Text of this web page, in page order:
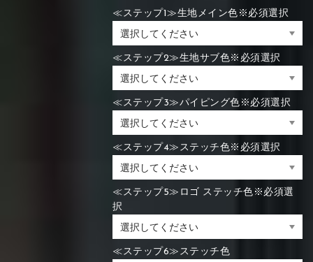
≪ステップ1≫生地メイン色※必須選択
≪ステップ2≫生地サブ色※必須選択
≪ステップ3≫パイピング色※必須選択
≪ステップ4≫ステッチ色※必須選択
≪ステップ5≫ロゴ ステッチ色※必須選
択
≪ステップ6≫ステッチ色